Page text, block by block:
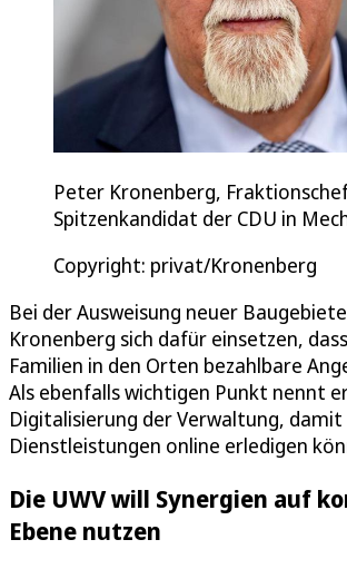
Peter Kronenberg,
Spitzenkandidat der CDU in
Copyright: privat/Kronenberg
Bei der Ausweisung neuer
Kronenberg sich dafür einsetzen,
Familien in den Orten bezahlbare
Als ebenfalls wichtigen Punkt nennt
Digitalisierung der Verwaltung,
Dienstleistungen online erledigen
Die UWV will Synergien auf
Ebene nutzen